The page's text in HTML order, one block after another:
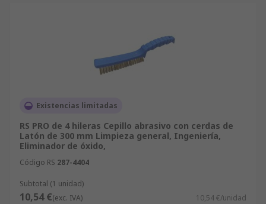
Existencias limitadas
RS PRO de 4 hileras Cepillo abrasivo con cerdas de
Latón de 300 mm Limpieza general, Ingeniería,
Eliminador de óxido,
Código RS 287-4404
Subtotal (1 unidad)
10,54 €(exc. IVA) 10,54 €/unidad